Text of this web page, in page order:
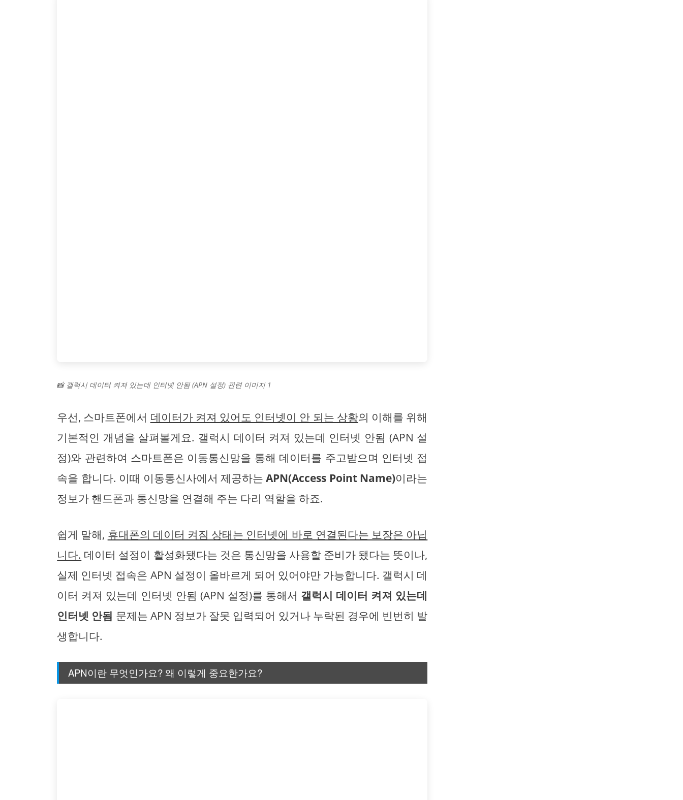
📸 갤럭시 데이터 켜져 있는데 인터넷 안됨 (APN 설정) 관련 이미지 1
우선, 스마트폰에서 데이터가 켜져 있어도 인터넷이 안 되는 상황의 이해를 위해
기본적인 개념을 살펴볼게요. 갤럭시 데이터 켜져 있는데 인터넷 안됨 (APN 설
정)와 관련하여 스마트폰은 이동통신망을 통해 데이터를 주고받으며 인터넷 접
속을 합니다. 이때 이동통신사에서 제공하는APN(Access Point Name)이라는
정보가 핸드폰과 통신망을 연결해 주는 다리 역할을 하죠.
쉽게 말해, 휴대폰의 데이터 켜짐 상태는 인터넷에 바로 연결된다는 보장은 아닙
니다. 데이터 설정이 활성화됐다는 것은 통신망을 사용할 준비가 됐다는 뜻이나,
실제 인터넷 접속은 APN 설정이 올바르게 되어 있어야만 가능합니다. 갤럭시 데
이터 켜져 있는데 인터넷 안됨 (APN 설정)를 통해서 갤럭시 데이터 켜져 있는데
인터넷 안됨 문제는 APN 정보가 잘못 입력되어 있거나 누락된 경우에 빈번히 발
생합니다.
APN이란 무엇인가요? 왜 이렇게 중요한가요?